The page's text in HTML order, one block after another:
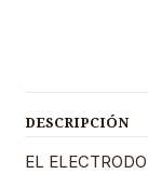
DESCRIPCIÓN
EL